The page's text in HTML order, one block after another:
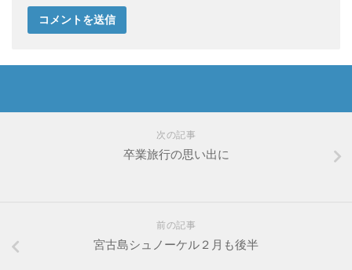
次の記事
卒業旅行の思い出に
前の記事
宮古島シュノーケル２月も後半